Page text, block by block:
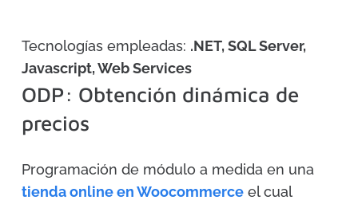
Tecnologías empleadas: .NET, SQL Server,
Javascript, Web Services
ODP: Obtención dinámica de
precios
Programación de módulo a medida en una
tienda online en Woocommerce el cual